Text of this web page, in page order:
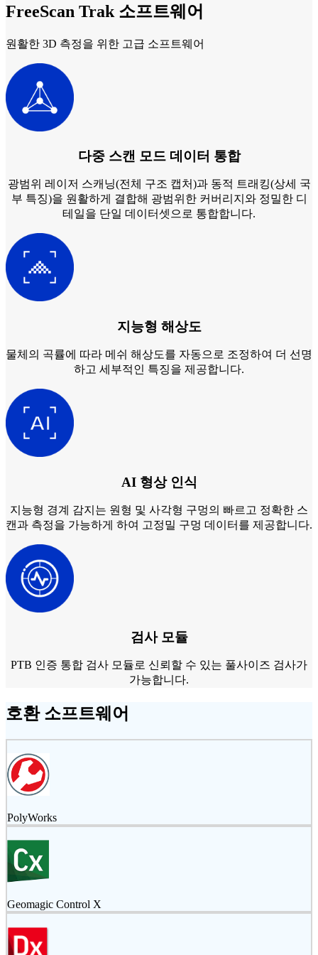
FreeScan Trak 소프트웨어
원활한 3D 측정을 위한 고급 소프트웨어
다중 스캔 모드 데이터 통합
광범위 레이저 스캐닝(전체 구조 캡처)과 동적 트래킹(상세 국
부 특징)을 원활하게 결합해 광범위한 커버리지와 정밀한 디
테일을 단일 데이터셋으로 통합합니다.
지능형 해상도
물체의 곡률에 따라 메쉬 해상도를 자동으로 조정하여 더 선명
하고 세부적인 특징을 제공합니다.
AI 형상 인식
지능형 경계 감지는 원형 및 사각형 구멍의 빠르고 정확한 스
캔과 측정을 가능하게 하여 고정밀 구멍 데이터를 제공합니다.
검사 모듈
PTB 인증 통합 검사 모듈로 신뢰할 수 있는 풀사이즈 검사가
가능합니다.
호환 소프트웨어
PolyWorks
Geomagic Control X